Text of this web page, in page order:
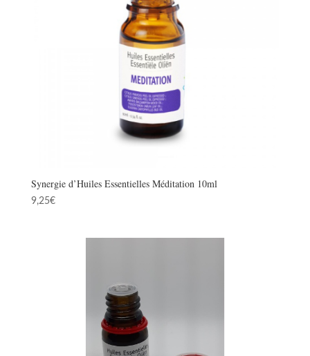
Synergie d’Huiles Essentielles Méditation 10ml
9,25€